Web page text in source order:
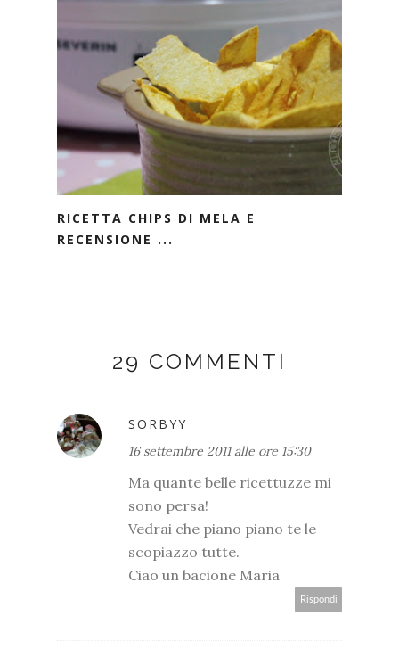
RICETTA CHIPS DI MELA E
RECENSIONE ...
29 COMMENTI
SORBYY
16 settembre 2011 alle ore 15:30
Ma quante belle ricettuzze mi
sono persa!
Vedrai che piano piano te le
scopiazzo tutte.
Ciao un bacione Maria
Rispondi